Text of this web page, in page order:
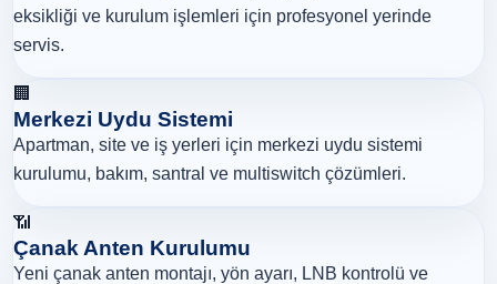
eksikliği ve kurulum işlemleri için profesyonel yerinde
servis.
🏢
Merkezi Uydu Sistemi
Apartman, site ve iş yerleri için merkezi uydu sistemi
kurulumu, bakım, santral ve multiswitch çözümleri.
📶
Çanak Anten Kurulumu
Yeni çanak anten montajı, yön ayarı, LNB kontrolü ve